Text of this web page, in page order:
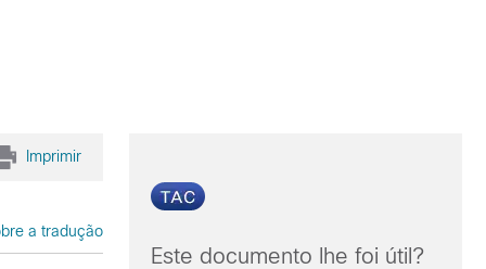
Imprimir
a tradução
Este documento lhe foi útil?